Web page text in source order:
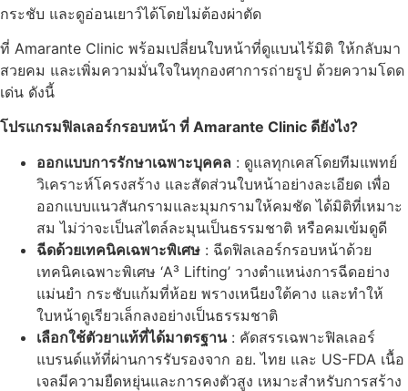
กระชับ และดูอ่อนเยาว์ได้โดยไม่ต้องผ่าตัด
ที่ Amarante Clinic พร้อมเปลี่ยนใบหน้าที่ดูแบนไร้มิติ ให้กลับมา
สวยคม และเพิ่มความมั่นใจในทุกองศาการถ่ายรูป ด้วยความโดด
เด่น ดังนี้
โปรแกรมฟิลเลอร์กรอบหน้า ที่ Amarante Clinic ดียังไง?
ออกแบบการรักษาเฉพาะบุคคล : ดูแลทุกเคสโดยทีมแพทย์
วิเคราะห์โครงสร้าง และสัดส่วนใบหน้าอย่างละเอียด เพื่อ
ออกแบบแนวสันกรามและมุมกรามให้คมชัด ได้มิติที่เหมาะ
สม ไม่ว่าจะเป็นสไตล์ละมุนเป็นธรรมชาติ หรือคมเข้มดูดี
ฉีดด้วยเทคนิคเฉพาะพิเศษ : ฉีดฟิลเลอร์กรอบหน้าด้วย
เทคนิคเฉพาะพิเศษ ‘A³ Lifting’ วางตำแหน่งการฉีดอย่าง
แม่นยำ กระชับแก้มที่ห้อย พรางเหนียงใต้คาง และทำให้
ใบหน้าดูเรียวเล็กลงอย่างเป็นธรรมชาติ
เลือกใช้ตัวยาแท้ที่ได้มาตรฐาน: คัดสรรเฉพาะฟิลเลอร์
แบรนด์แท้ที่ผ่านการรับรองจาก อย. ไทย และ US-FDA เนื้อ
เจลมีความยืดหยุ่นและการคงตัวสูง เหมาะสำหรับการสร้าง